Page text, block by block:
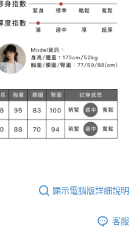
顯示電腦版詳細說明
客服